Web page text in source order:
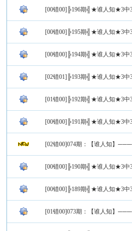
[00错00]╠196期╣★谁人知★3中
[00错00]╠195期╣★谁人知★3中
[00错00]╠194期╣★谁人知★3中
[02错01]╠193期╣★谁人知★3中
[01错00]╠192期╣★谁人知★3中
[00错00]╠191期╣★谁人知★3中
[02错00]074期：【谁人知】
[00错00]╠190期╣★谁人知★3中
[00错00]╠189期╣★谁人知★3中
[01错00]073期：【谁人知】